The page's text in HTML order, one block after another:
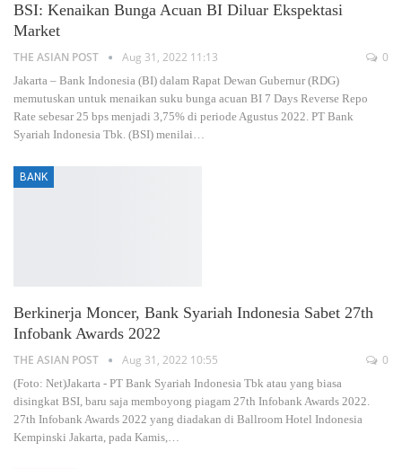
BSI: Kenaikan Bunga Acuan BI Diluar Ekspektasi
Market
THE ASIAN POST Aug 31, 2022 11:13 0
Jakarta – Bank Indonesia (BI) dalam Rapat Dewan Gubernur (RDG)
memutuskan untuk menaikan suku bunga acuan BI 7 Days Reverse Repo
Rate sebesar 25 bps menjadi 3,75% di periode Agustus 2022. PT Bank
Syariah Indonesia Tbk. (BSI) menilai
BANK
Berkinerja Moncer, Bank Syariah Indonesia Sabet 27th
Infobank Awards 2022
THE ASIAN POST Aug 31, 2022 10:55 0
(Foto: Net)Jakarta - PT Bank Syariah Indonesia Tbk atau yang biasa
disingkat BSI, baru saja memboyong piagam 27th Infobank Awards 2022.
27th Infobank Awards 2022 yang diadakan di Ballroom Hotel Indonesia
Kempinski Jakarta, pada Kamis,…